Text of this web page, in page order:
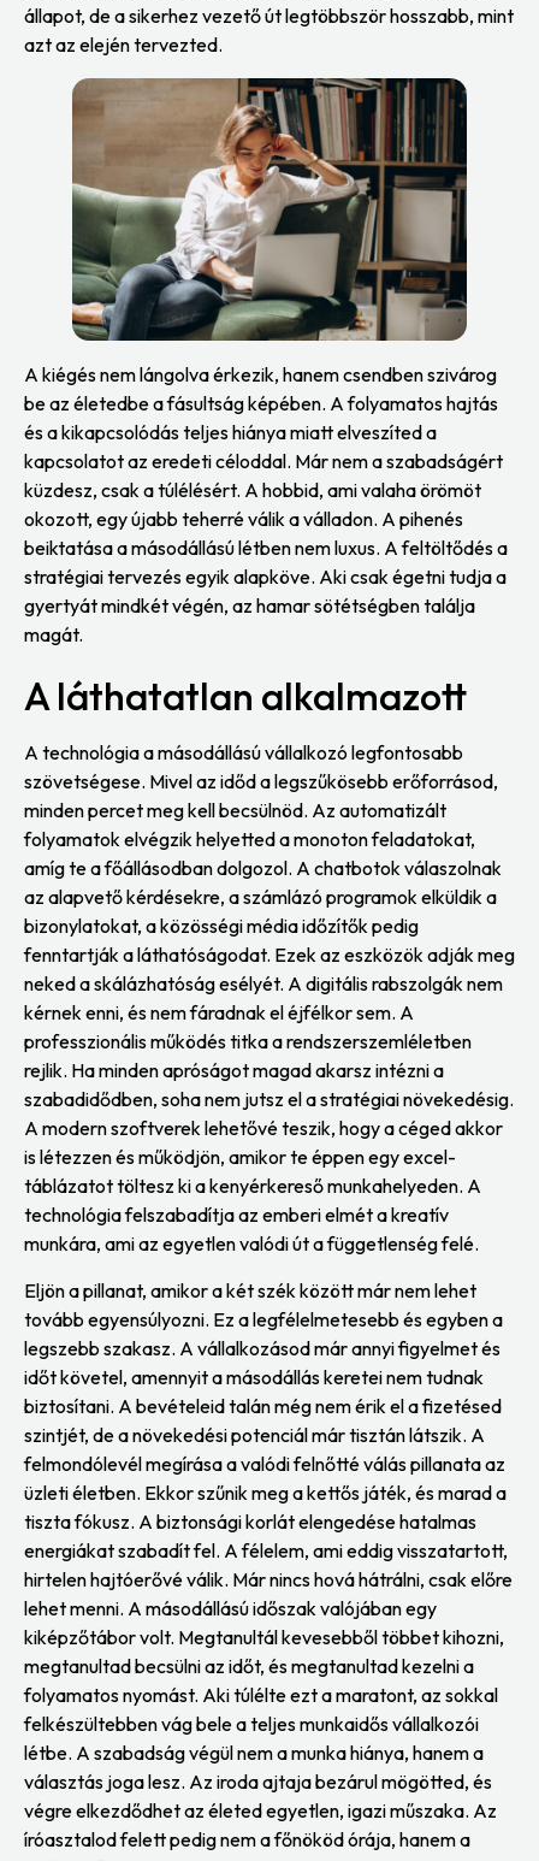
állapot, de a sikerhez vezető út legtöbbször hosszabb, mint
azt az elején tervezted.
A kiégés nem lángolva érkezik, hanem csendben szivárog
be az életedbe a fásultság képében. A folyamatos hajtás
és a kikapcsolódás teljes hiánya miatt elveszíted a
kapcsolatot az eredeti céloddal. Már nem a szabadságért
küzdesz, csak a túlélésért. A hobbid, ami valaha örömöt
okozott, egy újabb teherré válik a válladon. A pihenés
beiktatása a másodállású létben nem luxus. A feltöltődés a
stratégiai tervezés egyik alapköve. Aki csak égetni tudja a
gyertyát mindkét végén, az hamar sötétségben találja
magát.
A láthatatlan alkalmazott
A technológia a másodállású vállalkozó legfontosabb
szövetségese. Mivel az időd a legszűkösebb erőforrásod,
minden percet meg kell becsülnöd. Az automatizált
folyamatok elvégzik helyetted a monoton feladatokat,
amíg te a főállásodban dolgozol. A chatbotok válaszolnak
az alapvető kérdésekre, a számlázó programok elküldik a
bizonylatokat, a közösségi média időzítők pedig
fenntartják a láthatóságodat. Ezek az eszközök adják meg
neked a skálázhatóság esélyét. A digitális rabszolgák nem
kérnek enni, és nem fáradnak el éjfélkor sem. A
professzionális működés titka a rendszerszemléletben
rejlik. Ha minden apróságot magad akarsz intézni a
szabadidődben, soha nem jutsz el a stratégiai növekedésig.
A modern szoftverek lehetővé teszik, hogy a céged akkor
is létezzen és működjön, amikor te éppen egy excel-
táblázatot töltesz ki a kenyérkereső munkahelyeden. A
technológia felszabadítja az emberi elmét a kreatív
munkára, ami az egyetlen valódi út a függetlenség felé.
Eljön a pillanat, amikor a két szék között már nem lehet
tovább egyensúlyozni. Ez a legfélelmetesebb és egyben a
legszebb szakasz. A vállalkozásod már annyi figyelmet és
időt követel, amennyit a másodállás keretei nem tudnak
biztosítani. A bevételeid talán még nem érik el a fizetésed
szintjét, de a növekedési potenciál már tisztán látszik. A
felmondólevél megírása a valódi felnőtté válás pillanata az
üzleti életben. Ekkor szűnik meg a kettős játék, és marad a
tiszta fókusz. A biztonsági korlát elengedése hatalmas
energiákat szabadít fel. A félelem, ami eddig visszatartott,
hirtelen hajtóerővé válik. Már nincs hová hátrálni, csak előre
lehet menni. A másodállású időszak valójában egy
kiképzőtábor volt. Megtanultál kevesebből többet kihozni,
megtanultad becsülni az időt, és megtanultad kezelni a
folyamatos nyomást. Aki túlélte ezt a maratont, az sokkal
felkészültebben vág bele a teljes munkaidős vállalkozói
létbe. A szabadság végül nem a munka hiánya, hanem a
választás joga lesz. Az iroda ajtaja bezárul mögötted, és
végre elkezdődhet az életed egyetlen, igazi műszaka. Az
íróasztalod felett pedig nem a főnököd órája, hanem a